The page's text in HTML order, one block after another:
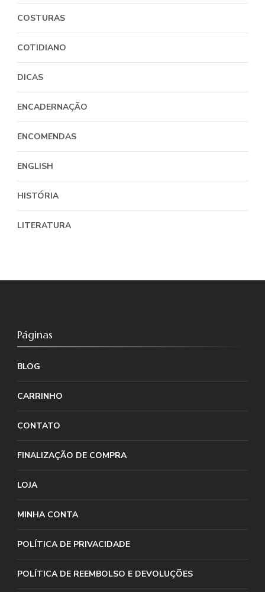
COSTURAS
COTIDIANO
DICAS
ENCADERNAÇÃO
ENCOMENDAS
ENGLISH
HISTÓRIA
LITERATURA
Páginas
BLOG
CARRINHO
CONTATO
FINALIZAÇÃO DE COMPRA
LOJA
MINHA CONTA
POLÍTICA DE PRIVACIDADE
POLÍTICA DE REEMBOLSO E DEVOLUÇÕES